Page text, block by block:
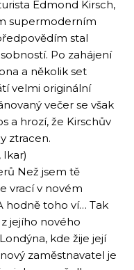
Edmond Kirsch,
supermoderním
stal
Po zahájení
a několik set
velmi originální
večer se však
a hrozí, že Kirschův
ztracen.
Ikar)
Než jsem tě
vrací v novém
hodně toho ví… Tak
jejího nového
kde žije její
zaměstnavatel je